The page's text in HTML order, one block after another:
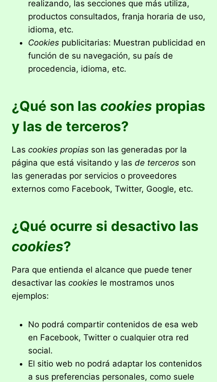
realizando, las secciones que más utiliza,
productos consultados, franja horaria de uso,
idioma, etc.
Cookies publicitarias: Muestran publicidad en
función de su navegación, su país de
procedencia, idioma, etc.
¿Qué son las cookies propias
y las de terceros?
Las cookies propias son las generadas por la
página que está visitando y las de terceros son
las generadas por servicios o proveedores
externos como Facebook, Twitter, Google, etc.
¿Qué ocurre si desactivo las
cookies?
Para que entienda el alcance que puede tener
desactivar las cookies le mostramos unos
ejemplos:
No podrá compartir contenidos de esa web
en Facebook, Twitter o cualquier otra red
social.
El sitio web no podrá adaptar los contenidos
a sus preferencias personales, como suele